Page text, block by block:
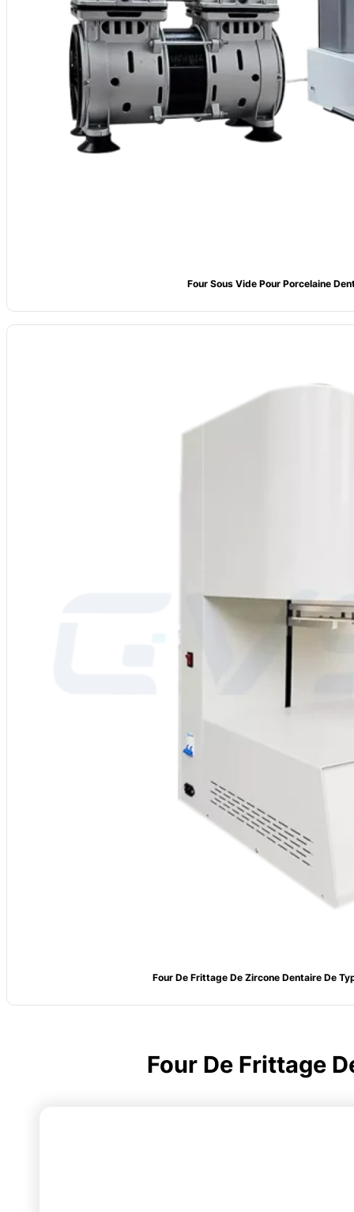
Four Sous Vide Pour Porcelaine
Four De Frittage De Zircone Dentaire De
Four De Frittage